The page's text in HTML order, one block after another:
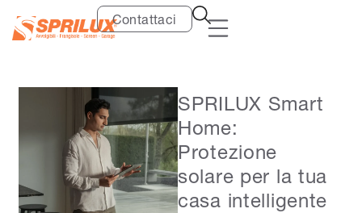
Contattaci
SPRILUX Smart
Home:
Protezione
solare per la tua
casa intelligente